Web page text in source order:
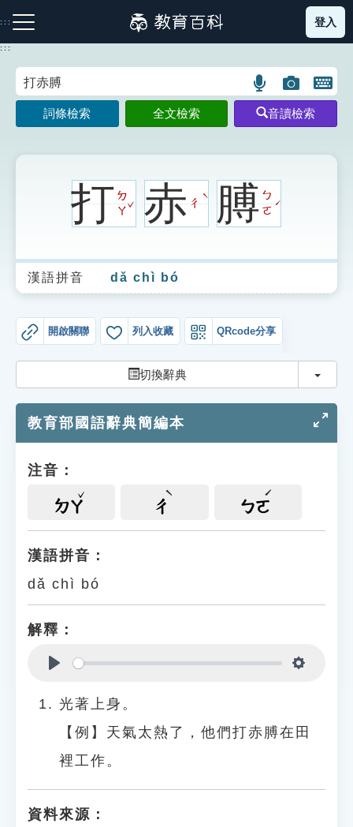
到
主
:::
注音索引圖示 筆畫索引圖示 部首索引表圖示
生字詞彙表
成語故事
索引選單
單字索引
遊戲專區
貓頭鷹博士
登入
:::
語
言
搜
示
圖
片
搜
開
鍵
圖
詞條檢索 全文檢索 音讀檢索
打ㄉ
ㄚ
ˇ赤ㄔ
ˋ 膊ㄅ
ㄛ
ˊ
漢語拼音 dǎ chì bó
開啟關聯 列入收藏 QRcode分享
切換辭典 切換
教育部國語辭典簡編本
注音：
ㄉㄚ ㄔ ㄅㄛ
漢語拼音：
dǎ chì bó
解釋：
光著上身。
【例】天氣太熱了，他們打赤膊在田
裡工作。
資料來源：